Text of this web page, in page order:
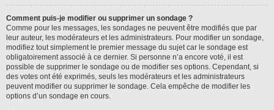
Comment puis-je modifier ou supprimer un sondage ?
Comme pour les messages, les sondages ne peuvent être modifiés que par
leur auteur, les modérateurs et les administrateurs. Pour modifier un sondage,
modifiez tout simplement le premier message du sujet car le sondage est
obligatoirement associé à ce dernier. Si personne n’a encore voté, il est
possible de supprimer le sondage ou de modifier ses options. Cependant, si
des votes ont été exprimés, seuls les modérateurs et les administrateurs
peuvent modifier ou supprimer le sondage. Cela empêche de modifier les
options d’un sondage en cours.